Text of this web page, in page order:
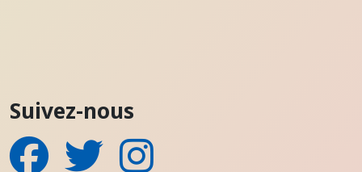
Suivez-nous
FacebookTwitter Instagram